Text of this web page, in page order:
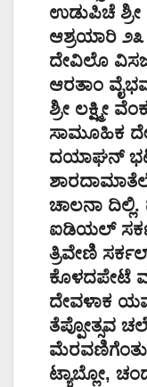
ಉಡುಪಿಚೆ
ಆಶ್ರಯಾರಿ ೨೩
ದೇವಿಲೊ
ಆರತಾಂ
ಶ್ರೀ ಲಕ್ಷ್ಮೀ
ಸಾಮೂಹಿಕ
ದಯಾಘನ್ ಭಟ್
ಚಾಲನಾ
ಐಡಿಯಲ್
ತ್ರಿವೇಣಿ
ಕೊಳದಪೇಟೆ
ದೇವಳಾಕ
ತೆಪ್ಪೋತ್ಸವ
ಟ್ಯಾಬ್ಲೋ,